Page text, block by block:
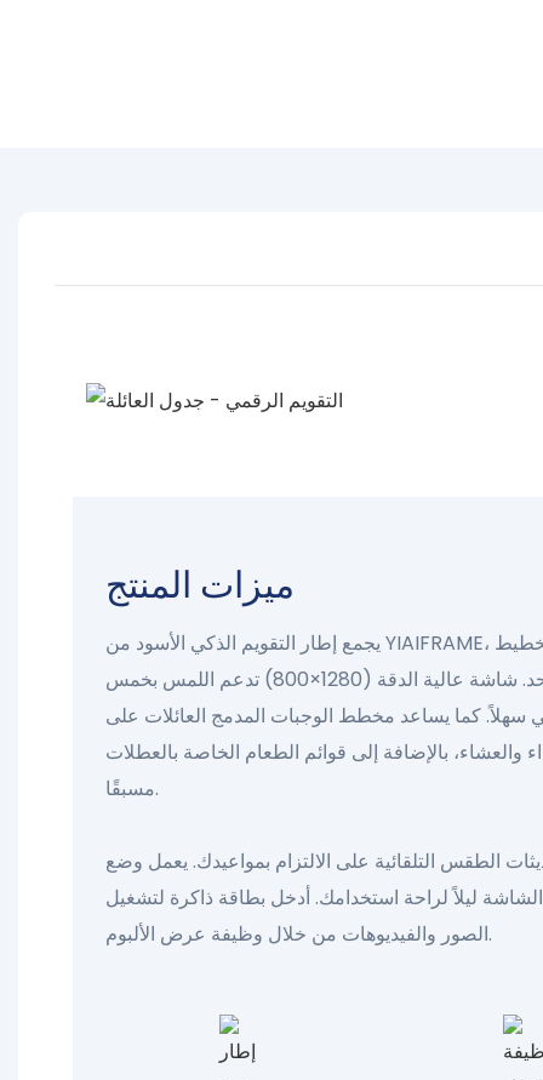
ميزات المنتج
يجمع إطار التقويم الذكي الأسود من YIAIFRAME، بقياس 10.1 بوصة، بين التخطيط
وعرض الوسائط في جهاز واحد. شاشة عالية الدقة (1280×800) تدعم اللمس بخمس
سهلاً. كما يساعد مخطط الوجبات المدمج العائلات على
والعشاء، بالإضافة إلى قوائم الطعام الخاصة بالعطلات
مسبقًا.
الطقس التلقائية على الالتزام بمواعيدك. يعمل وضع
ليلاً لراحة استخدامك. أدخل بطاقة ذاكرة لتشغيل
الصور والفيديوهات من خلال وظيفة عرض الألبوم.